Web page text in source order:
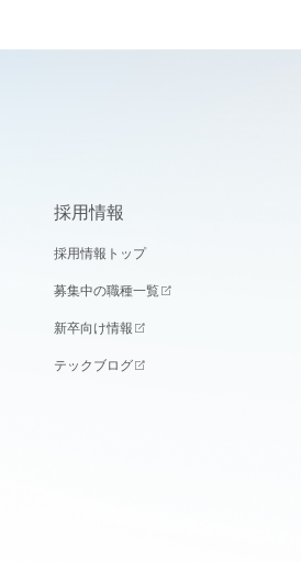
採用情報
採用情報トップ
募集中の職種一覧
新卒向け情報
テックブログ